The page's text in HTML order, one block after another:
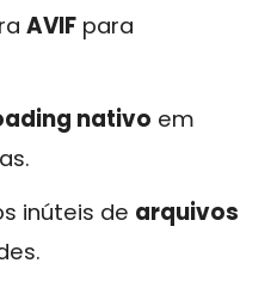
AVIF para
nativo em
inúteis de arquivos